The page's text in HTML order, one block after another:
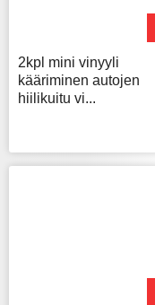
2kpl mini vinyyli
kääriminen autojen
hiilikuitu vi...